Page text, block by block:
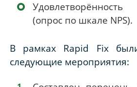
(опрос по шкале NPS).
В рамках Rapid Fix
следующие мероприятия: